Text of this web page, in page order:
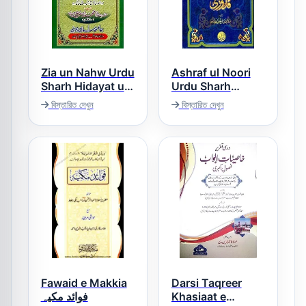
Zia un Nahw Urdu
Sharh Hidayat un
Nahw ضیاء النحو
اردو شرح ھدایۃ النحو
বিস্তারিত দেখুন
Ashraf ul Noori
Urdu Sharh
Quduri اشرف
النوری اردو شرح
مختصر القدوری
বিস্তারিত দেখুন
Fawaid e Makkia
فوائد مکیہ
Darsi Taqreer
Khasiaat e